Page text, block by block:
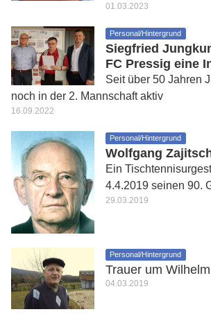
01.03.2023
Personal/Hintergrund
Siegfried
FC Pressig eine
Seit über 50 Jahren
noch in der 2. Mannschaft aktiv
16.09.2022
Personal/Hintergrund
Wolfgang
Ein
4.4.2019 seinen 90.
29.03.2019
Personal/Hintergrund
Trauer um
04.03.2019